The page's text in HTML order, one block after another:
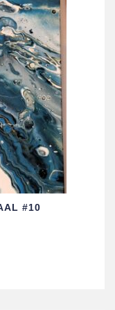
#10